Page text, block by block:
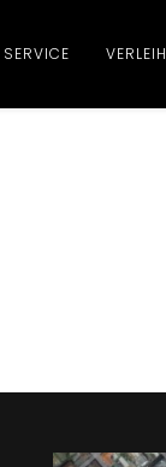
SERVICE VERLEIH